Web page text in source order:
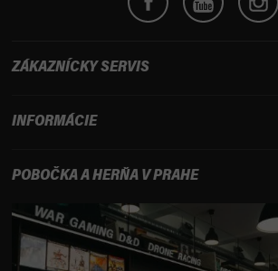
ZÁKAZNÍCKY SERVIS
INFORMÁCIE
POBOČKA A HERŇA V PRAHE